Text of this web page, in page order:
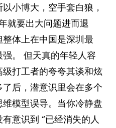
小博大，空手套白狼，
就要出大问题进而退
体上在中国是深圳最
。 但天真的年轻人容
打工者的夸夸其谈和炫
后，潜意识里会在多个
模型误导。当你冷静盘
意识到 “已经消失的人